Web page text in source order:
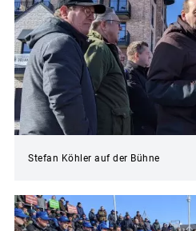
Stefan Köhler auf der Bühne